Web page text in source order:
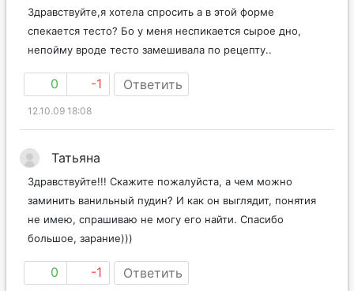
Здравствуйте,я хотела спросить а в этой форме
спекается тесто? Бо у меня неспикается сырое дно,
непойму вроде тесто замешивала по рецепту..
0 -1 Ответить
12.10.09 18:08
Татьяна
Здравствуйте!!! Скажите пожалуйста, а чем можно
заминить ванильный пудин? И как он выглядит, понятия
не имею, спрашиваю не могу его найти. Спасибо
большое, зарание)))
0 -1 Ответить